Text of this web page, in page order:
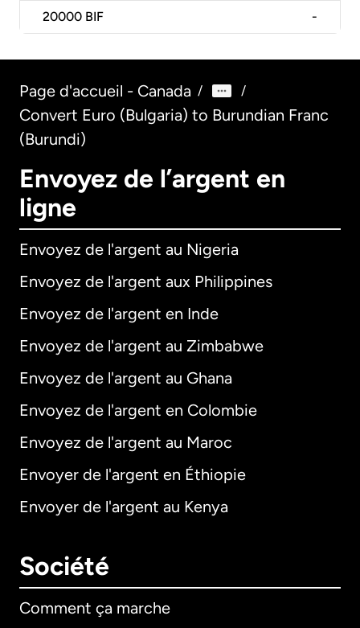
20000 BIF -
Page d'accueil - Canada / /
Convert Euro (Bulgaria) to Burundian Franc
(Burundi)
Envoyez de l’argent en
ligne
Envoyez de l'argent au Nigeria
Envoyez de l'argent aux Philippines
Envoyez de l'argent en Inde
Envoyez de l'argent au Zimbabwe
Envoyez de l'argent au Ghana
Envoyez de l'argent en Colombie
Envoyez de l'argent au Maroc
Envoyer de l'argent en Éthiopie
Envoyer de l'argent au Kenya
Société
Comment ça marche